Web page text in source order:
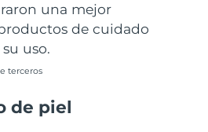
una mejor
de cuidado
uso.
terceros
de piel